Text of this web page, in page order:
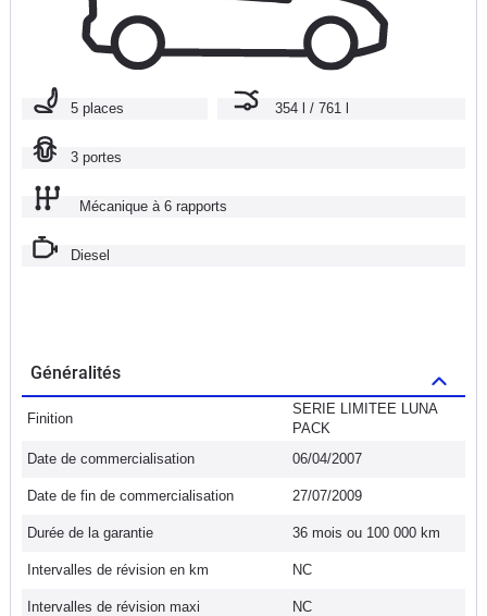
5 places 354 l / 761 l
3 portes
Mécanique à 6 rapports
Diesel
Généralités
Finition
SERIE LIMITEE LUNA
PACK
Date de commercialisation
06/04/2007
Date de fin de commercialisation 27/07/2009
Durée de la garantie 36 mois ou 100 000 km
Intervalles de révision en km NC
Intervalles de révision maxi NC